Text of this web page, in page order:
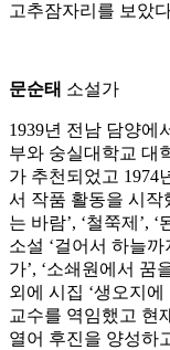
고추잠자리를 보았
문순태 소설가
1939년 전남 담양에
부와 숭실대학교 대
가 추천되었고 1974
서 작품 활동을 시작
는 바람’, ‘철쭉제’,
소설 ‘걸어서 하늘까
가’, ‘소쇄원에서 꿈
외에 시집 ‘생오지
교수를 역임했고 현
열어 후진을 양성하